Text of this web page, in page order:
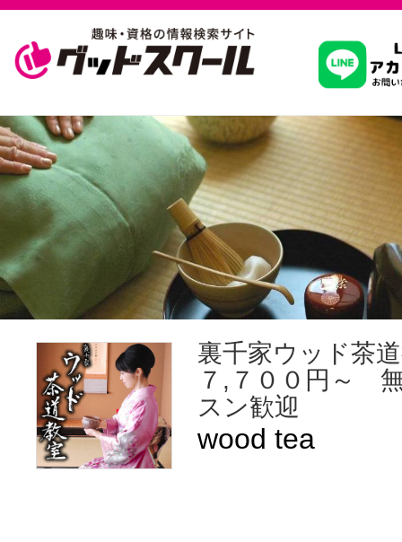
習いたいこ
スクールを
駅・路線か
通信講座を
体験レッス
裏千家ウッド茶
７,７００円～
スン歓迎
wood tea